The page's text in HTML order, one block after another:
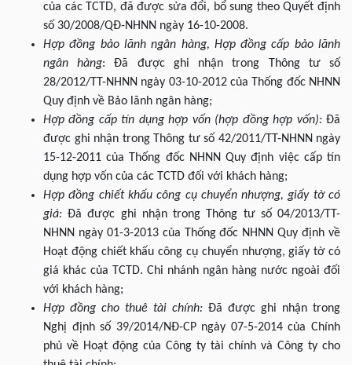
của các TCTD, đã được sửa đổi, bổ sung theo Quyết định
số 30/2008/QĐ-NHNN ngày 16-10-2008.
Hợp đồng bảo lãnh ngân hàng, Hợp đồng cấp bảo lãnh
ngân hàng: Đã được ghi nhận trong Thông tư số
28/2012/TT-NHNN ngày 03-10-2012 của Thống đốc NHNN
Quy định về Bảo lãnh ngân hàng;
Hợp đồng cấp tín dụng hợp vốn (hợp đồng hợp vốn):Đã
được ghi nhận trong Thông tư số 42/2011/TT-NHNN ngày
15-12-2011 của Thống đốc NHNN Quy định việc cấp tín
dụng hợp vốn của các TCTD đối với khách hàng;
Hợp đồng chiết khấu công cụ chuyển nhượng, giấy tờ có
giá: Đã được ghi nhận trong Thông tư số 04/2013/TT-
NHNN ngày 01-3-2013 của Thống đốc NHNN Quy định về
Hoạt động chiết khấu công cụ chuyển nhượng, giấy tờ có
giá khác của TCTD. Chi nhánh ngân hàng nước ngoài đối
với khách hàng;
Hợp đồng cho thuê tài chính: Đã được ghi nhận trong
Nghị định số 39/2014/NĐ-CP ngày 07-5-2014 của Chính
phủ về Hoạt động của Công ty tài chính và Công ty cho